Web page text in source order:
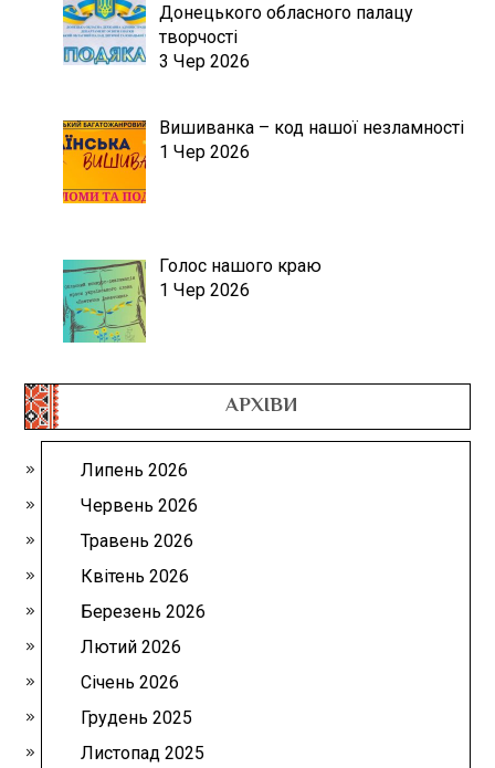
Донецького обласного палацу
творчості
3 Чер 2026
Вишиванка – код нашої незламності
1 Чер 2026
Голос нашого краю
1 Чер 2026
АРХІВИ
Липень 2026
Червень 2026
Травень 2026
Квітень 2026
Березень 2026
Лютий 2026
Січень 2026
Грудень 2025
Листопад 2025